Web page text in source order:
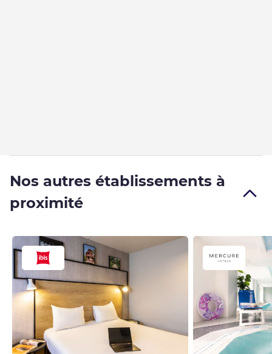
Nos autres établissements à
proximité